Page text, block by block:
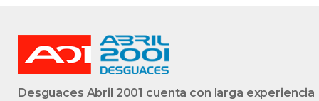
Desguaces Abril 2001 cuenta con larga experiencia